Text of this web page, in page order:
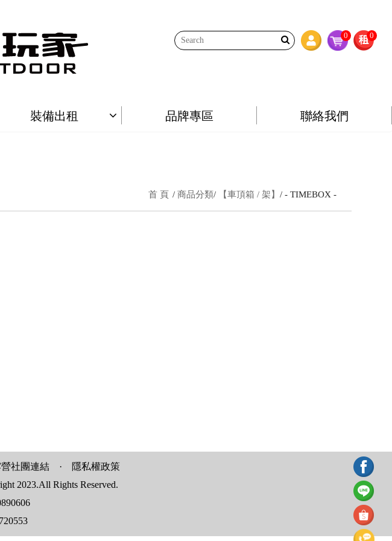
0 0
裝備出租 品牌專區 聯絡我們
首 頁 商品分類 【車頂箱 / 架】 - TIMEBOX -
社團連結 ·
隱私權政策
2023.All Rights Reserved.